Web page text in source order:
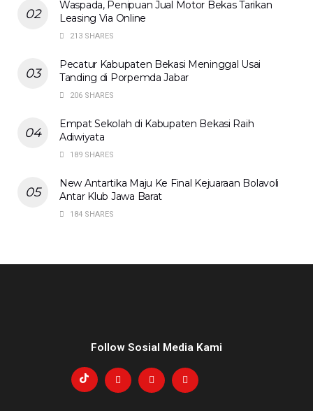
Waspada, Penipuan Jual Motor Bekas Tarikan
Leasing Via Online
213 SHARES
Pecatur Kabupaten Bekasi Meninggal Usai
Tanding di Porpemda Jabar
206 SHARES
Empat Sekolah di Kabupaten Bekasi Raih
Adiwiyata
189 SHARES
New Antartika Maju Ke Final Kejuaraan Bolavoli
Antar Klub Jawa Barat
184 SHARES
Follow Sosial Media Kami